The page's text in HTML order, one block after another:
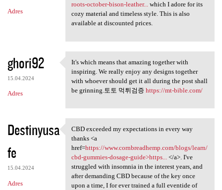
Adres
roots-october-bison-leather...which I adore for its
cozy material and timeless style. This is also
available at discounted prices.
ghori92
15.04.2024
Adres
It's which means that amazing
It's which means that amazing together with
inspiring. We really enjoy any designs together
with whoever should get it all during the post shall
be grinning.토토 먹튀검증 https://mt-bible.com/
Destinyusa
fe
15.04.2024
Adres
CBD exceeded my expectations
CBD exceeded my expectations in every way
thanks <a
href=https://www.cornbreadhemp.com/blogs/learn/
cbd-gummies-dosage-guide>https...</a>. I've
struggled with insomnia in the interest years, and
after demanding CBD because of the key once
upon a time, I for ever trained a full eventide of